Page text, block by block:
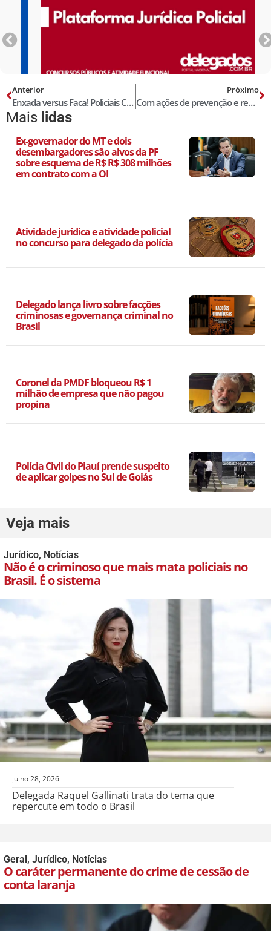
Anterior
Enxada versus Faca! Policiais Civis do PI prendem suspeito que matou homem com 25 facadas; veja o vídeo!
Próximo
Com ações de prevenção e repressão, Segurança Pública da Paraíba registra queda de homicídios em maio
Mais lidas
Ex-governador do MT e dois
desembargadores são alvos da PF
sobre esquema de R$ R$ 308 milhões
em contrato com a OI
Atividade jurídica e atividade policial
no concurso para delegado da polícia
Delegado lança livro sobre facções
criminosas e governança criminal no
Brasil
Coronel da PMDF bloqueou R$ 1
milhão de empresa que não pagou
propina
Polícia Civil do Piauí prende suspeito
de aplicar golpes no Sul de Goiás
Veja mais
Jurídico, Notícias
Não é o criminoso que mais mata policiais no
Brasil. É o sistema
julho 28, 2026
Delegada Raquel Gallinati trata do tema que
repercute em todo o Brasil
Geral , Jurídico, Notícias
O caráter permanente do crime de cessão de
conta laranja